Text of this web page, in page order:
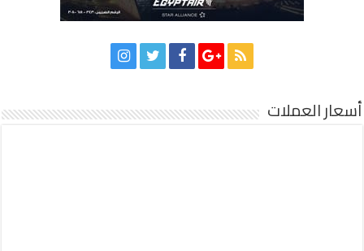
أسعار العملات